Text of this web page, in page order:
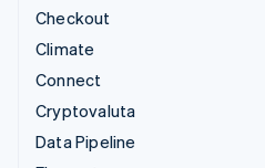
Checkout
Climate
Connect
Cryptovaluta
Data Pipeline